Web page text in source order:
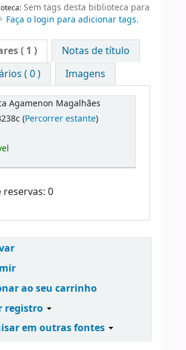
Sem tags desta biblioteca para
Faça o login para adicionar tags.
( 1 )
Notas de título
( 0 )
Imagens
Agamenon Magalhães
(Percorrer estante)
reservas: 0
ao seu carrinho
registro
em outras fontes